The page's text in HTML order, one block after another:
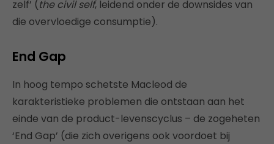
zelf’ (the civil self, leidend onder de downsides van
die overvloedige consumptie).
End Gap
In hoog tempo schetste Macleod de
karakteristieke problemen die ontstaan aan het
einde van de product-levenscyclus – de zogeheten
‘End Gap’ (die zich overigens ook voordoet bij